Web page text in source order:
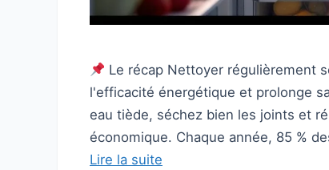
Le récap Nettoyer régulièrement
l'efficacité énergétique et prolonge
eau tiède, séchez bien les joints et
économique. Chaque année, 85 %
Lire la suite